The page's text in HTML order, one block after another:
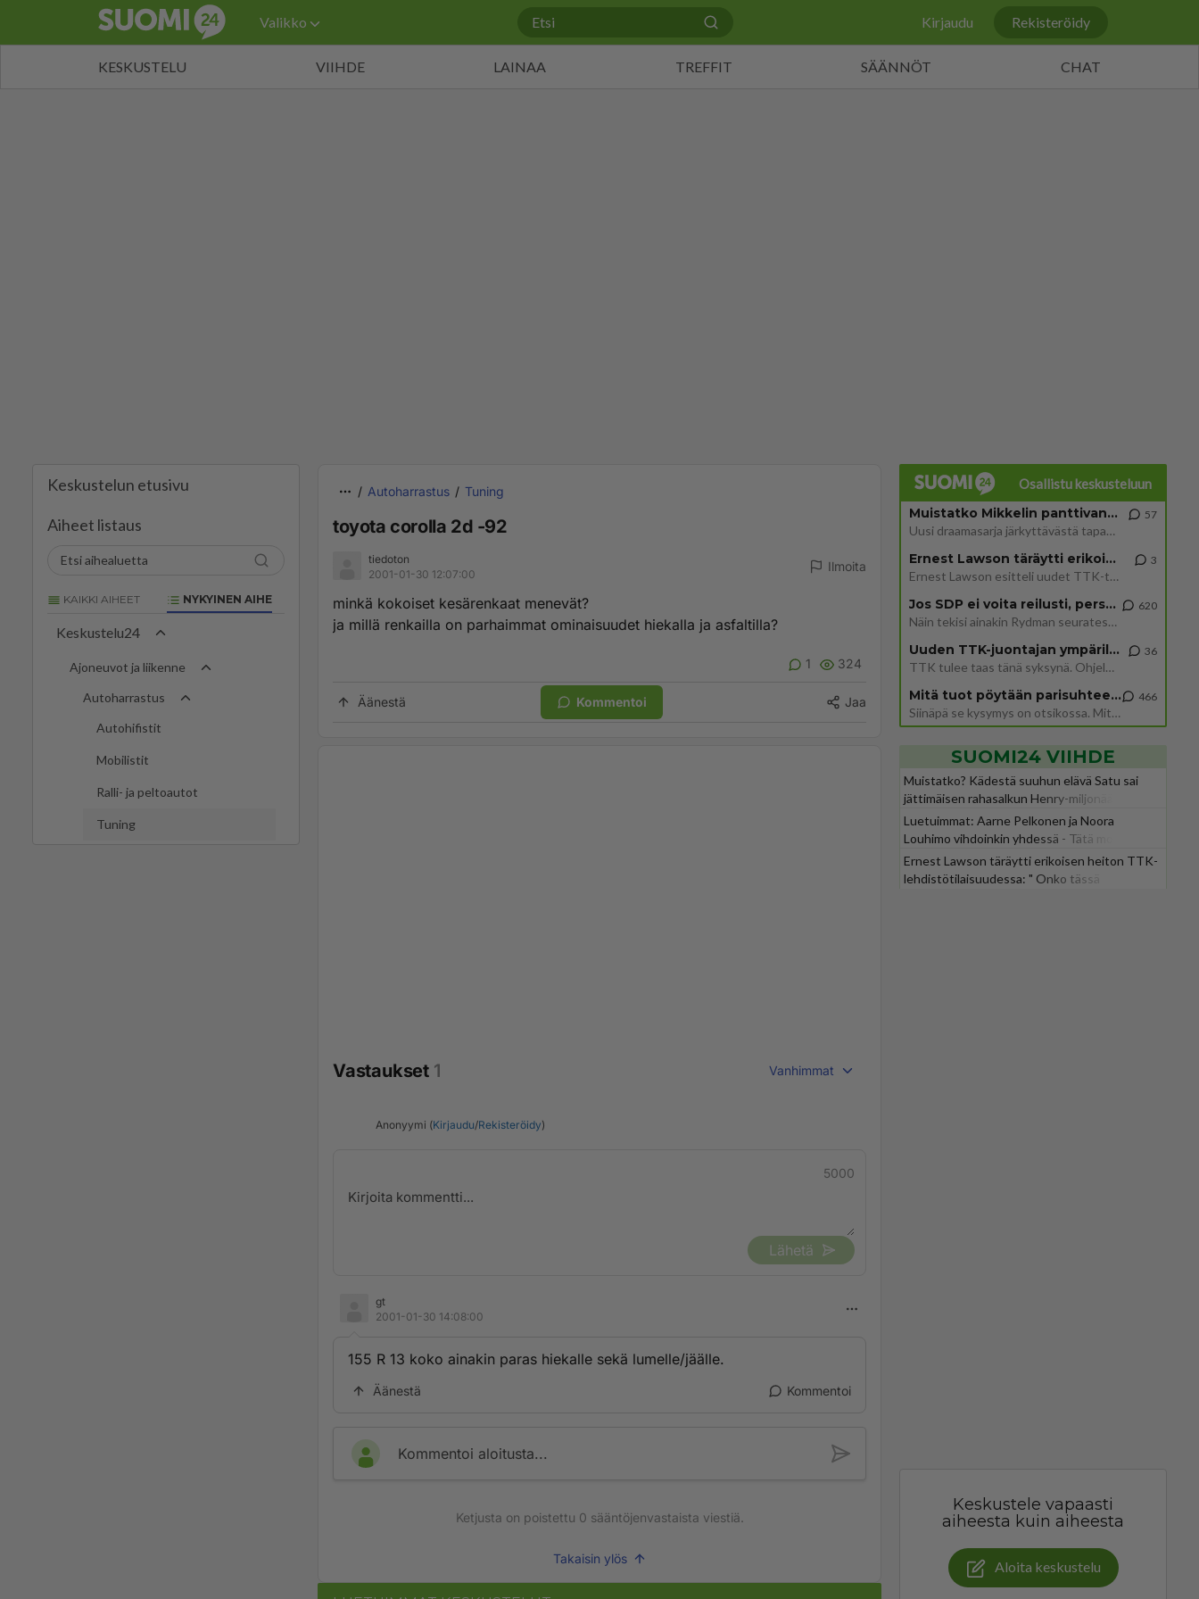
Valikko Kirjaudu Rekisteröidy
KESKUSTELU VIIHDE LAINAA TREFFIT SÄÄNNÖT CHAT
Keskustelun etusivu
Aiheet listaus
KAIKKI AIHEET NYKYINEN AIHE
Keskustelu24
Ajoneuvot ja liikenne
Autoharrastus
Autohifistit
Mobilistit
Ralli- ja peltoautot
Tuning
Autoharrastus Tuning
toyota corolla 2d -92
tiedoton
2001-01-30 12:07:00
Ilmoita
minkä kokoiset kesärenkaat menevät?
ja millä renkailla on parhaimmat ominaisuudet hiekalla ja asfaltilla?
1 324
Äänestä Kommentoi Jaa
Vastaukset 1 Vanhimmat
Anonyymi (Kirjaudu/Rekisteröidy)
5000
Lähetä
gt
2001-01-30 14:08:00
155 R 13 koko ainakin paras hiekalle sekä lumelle/jäälle.
Äänestä Kommentoi
Kommentoi aloitusta...
Ketjusta on poistettu 0 sääntöjenvastaista viestiä.
Takaisin ylös
Osallistu keskusteluun
Muistatko Mikkelin panttivankidraaman?
Uusi draamasarja järkyttävästä tapauksesta on tulossa. Tositapahtumiin perustuva sarja ammentaa vuoden 1986 Mikkelin pan
57
Ernest Lawson täräytti erikoisen heiton TTK-lehdistötilaisuudessa: " Onko tässä tarkoituksena...?"
Ernest Lawson esitteli uudet TTK-tähtioppilaat ja opettajat torstaina 6.8. lehdistölle. Tulevalla kaudella on yksi hausk
3
Jos SDP ei voita reilusti, persut kumoavat demokratian Suomesta
Näin tekisi ainakin Rydman seuratessaan idolinsa Trumpin mallia https://www.is.fi/politiikka/art-2000012187244.html
620
Uuden TTK-juontajan ympärillä epätietoisuus sakenee - Nyt MTV hämmentää soppaa
TTK tulee taas tänä syksynä. Ohjelman uudet tähtioppilaat julkistetaan torstaina 6. elokuuta klo 14 alkavassa lehdistö
36
Mitä tuot pöytään parisuhteessa?
Siinäpä se kysymys on otsikossa. Mitäpä siis tuot/toisit pöytään parisuhteessa? Oletko mies vai nainen? Koetko sen mitä
466
SUOMI24 VIIHDE
Muistatko? Kädestä suuhun elävä Satu sai
jättimäisen rahasalkun Henry-miljonääriltä
Luetuimmat: Aarne Pelkonen ja Noora
Louhimo vihdoinkin yhdessä - Tätä moni jo
odotti
Ernest Lawson täräytti erikoisen heiton TTK-
lehdistötilaisuudessa: " Onko tässä
Keskustele vapaasti
aiheesta kuin aiheesta
Aloita keskustelu